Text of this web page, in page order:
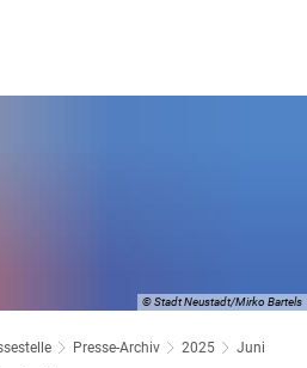
© Stadt Neustadt/Mirko Bartels
Presse-Archiv 2025
Juni